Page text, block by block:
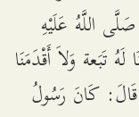
اللَّهُ عَلَيْهِ
تَبَعة وَلاَ أَقْدَمَنَا
كَانَ رَسُولُ